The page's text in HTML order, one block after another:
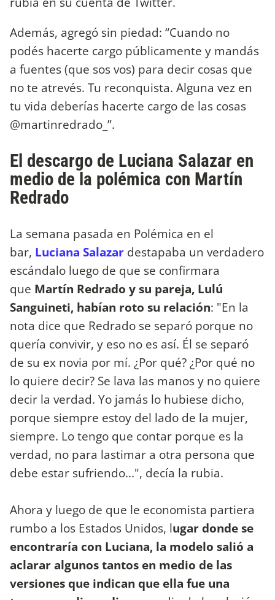
Además, agregó sin piedad: “Cuando no
podés hacerte cargo públicamente y mandás
a fuentes (que sos vos) para decir cosas que
no te atrevés. Tu reconquista. Alguna vez en
tu vida deberías hacerte cargo de las cosas
@martinredrado_”.
El descargo de Luciana Salazar en
medio de la polémica con Martín
Redrado
La semana pasada en Polémica en el
bar, Luciana Salazar destapaba un verdadero
escándalo luego de que se confirmara
que Martín Redrado y su pareja, Lulú
Sanguineti, habían roto su relación: "En la
nota dice que Redrado se separó porque no
quería convivir, y eso no es así. Él se separó
de su ex novia por mí. ¿Por qué? ¿Por qué no
lo quiere decir? Se lava las manos y no quiere
decir la verdad. Yo jamás lo hubiese dicho,
porque siempre estoy del lado de la mujer,
siempre. Lo tengo que contar porque es la
verdad, no para lastimar a otra persona que
debe estar sufriendo...", decía la rubia.
Ahora y luego de que le economista partiera
rumbo a los Estados Unidos, lugar donde se
encontraría con Luciana, la modelo salió a
aclarar algunos tantos en medio de las
versiones que indican que ella fue una